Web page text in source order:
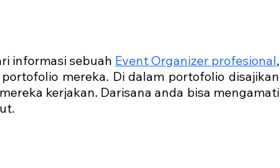
informasi sebuah Event Organizer profesional,
mereka. Di dalam portofolio disajikan
kerjakan. Darisana anda bisa mengamati